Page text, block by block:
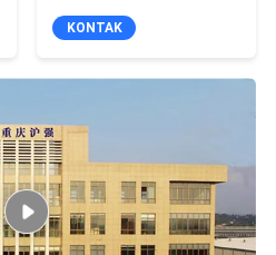
Kualitas Tinggi
KONTAK